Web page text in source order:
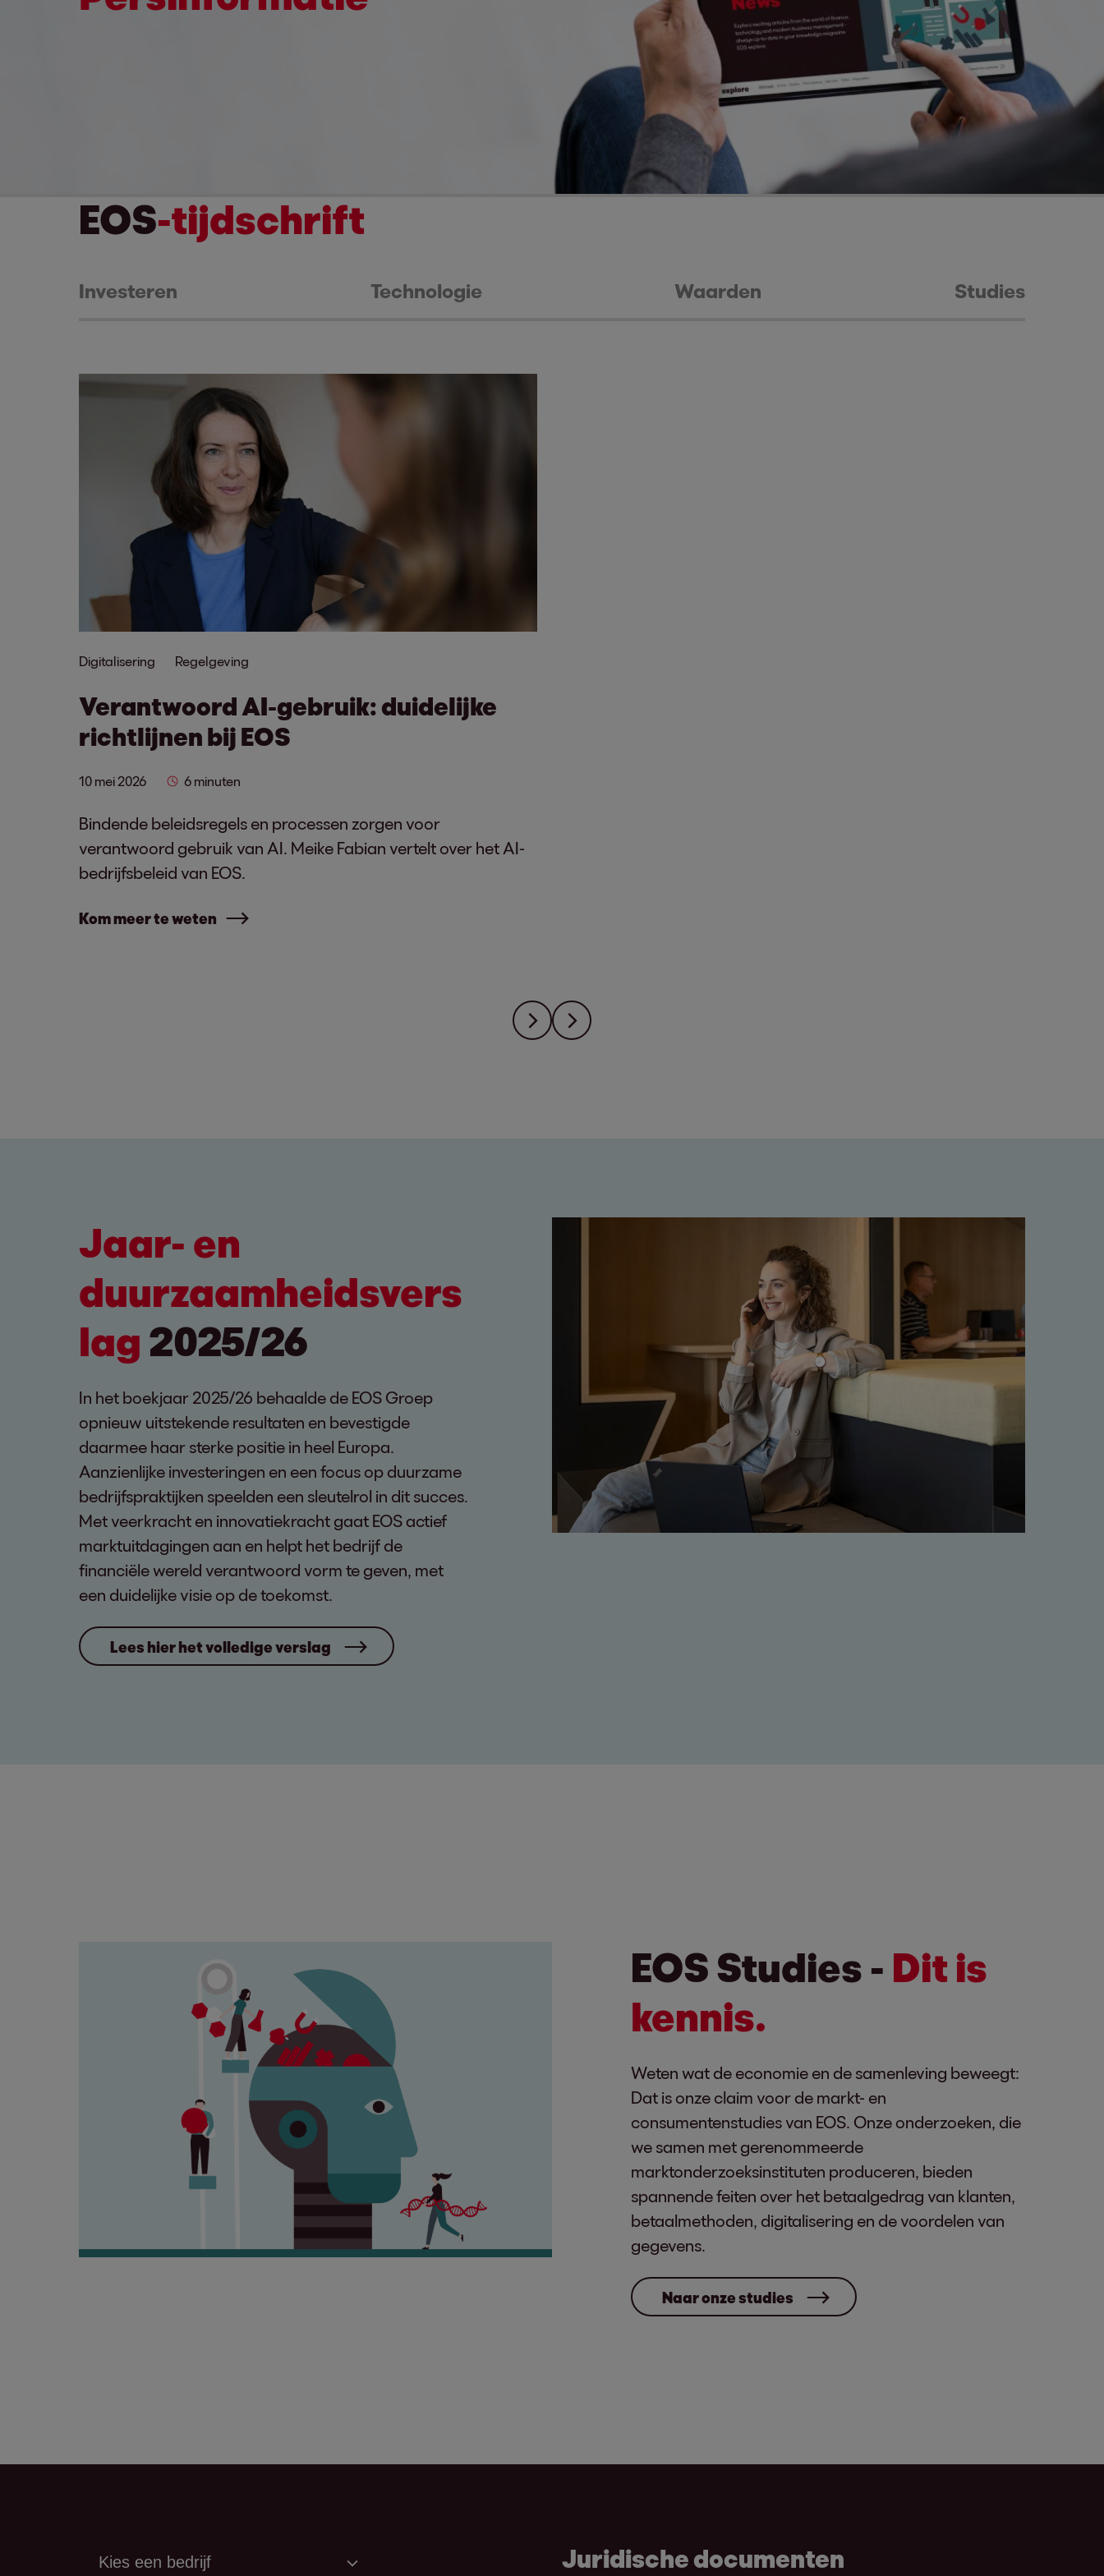
EOS-tijdschrift
Investeren Technologie Waarden Studies
Digitalisering Regelgeving
Verantwoord AI-gebruik: duidelijke
richtlijnen bij EOS
10 mei 2026 6 minuten
Bindende beleidsregels en processen zorgen voor
verantwoord gebruik van AI. Meike Fabian vertelt over het AI-
bedrijfsbeleid van EOS.
Kom meer te weten
Jaar- en
duurzaamheidsvers
lag 2025/26
In het boekjaar 2025/26 behaalde de EOS Groep
opnieuw uitstekende resultaten en bevestigde
daarmee haar sterke positie in heel Europa.
Aanzienlijke investeringen en een focus op duurzame
bedrijfspraktijken speelden een sleutelrol in dit succes.
Met veerkracht en innovatiekracht gaat EOS actief
marktuitdagingen aan en helpt het bedrijf de
financiële wereld verantwoord vorm te geven, met
een duidelijke visie op de toekomst.
Lees hier het volledige verslag
EOS Studies - Dit is
kennis.
Weten wat de economie en de samenleving beweegt:
Dat is onze claim voor de markt- en
consumentenstudies van EOS. Onze onderzoeken, die
we samen met gerenommeerde
marktonderzoeksinstituten produceren, bieden
spannende feiten over het betaalgedrag van klanten,
betaalmethoden, digitalisering en de voordelen van
gegevens.
Naar onze studies
Juridische documenten